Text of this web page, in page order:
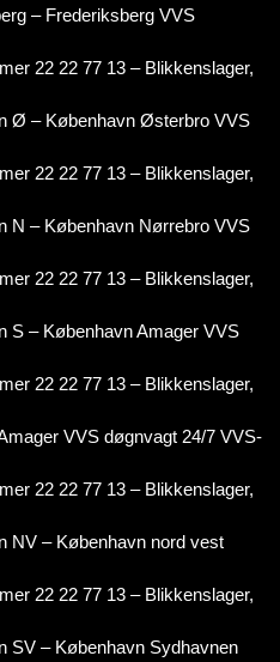
– Frederiksberg VVS
22 22 77 13 – Blikkenslager,
Ø – København Østerbro VVS
22 22 77 13 – Blikkenslager,
N – København Nørrebro VVS
22 22 77 13 – Blikkenslager,
S – København Amager VVS
22 22 77 13 – Blikkenslager,
VVS døgnvagt 24/7 VVS-
22 22 77 13 – Blikkenslager,
NV – København nord vest
22 22 77 13 – Blikkenslager,
SV – København Sydhavnen